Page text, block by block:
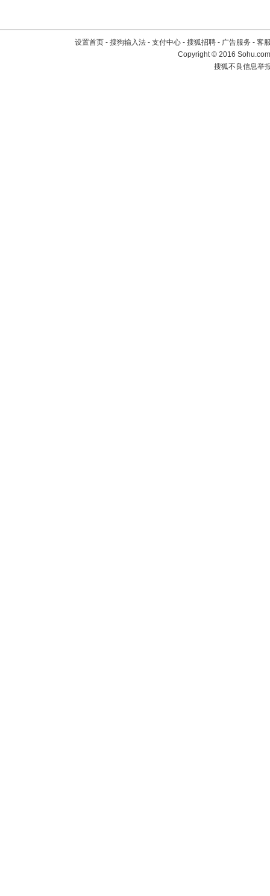
设置首页 - 搜狗输入法 - 支付中心 - 搜狐招聘 - 广告服务 - 客
Copyright©2016
搜狐不良信息举